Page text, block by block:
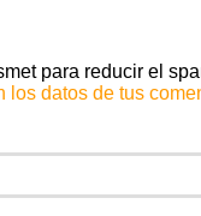
para reducir el
los datos de tus